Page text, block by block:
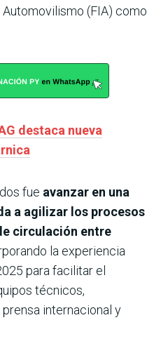
(FIA) como
destaca nueva
fue avanzar en una
a agilizar los procesos
circulación entre
la experiencia
para facilitar el
técnicos,
internacional y